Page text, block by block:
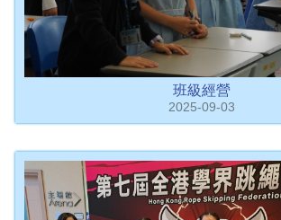
班級經營
2025-09-03